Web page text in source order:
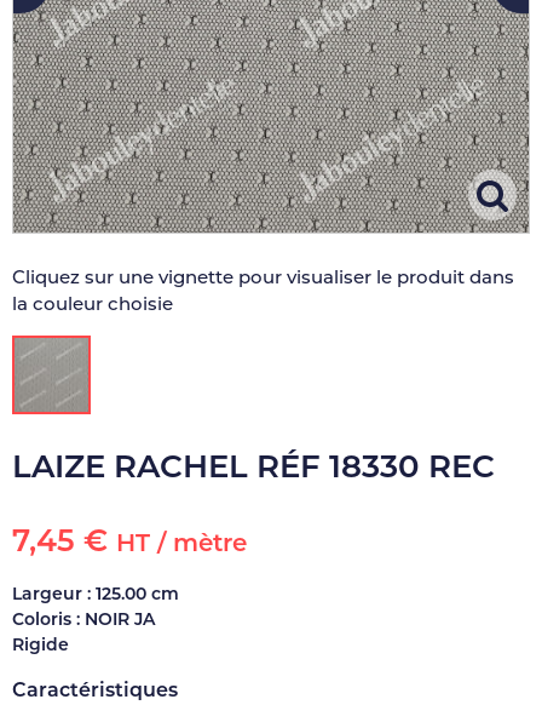
Cliquez sur une vignette pour visualiser le produit dans
la couleur choisie
LAIZE RACHEL RÉF 18330 REC
7,45 € HT / mètre
Largeur : 125.00 cm
Coloris : NOIR JA
Rigide
Caractéristiques